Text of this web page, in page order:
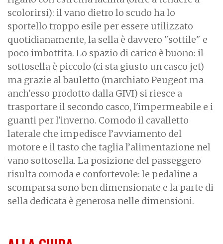
scolorirsi): il vano dietro lo scudo ha lo
sportello troppo esile per essere utilizzato
quotidianamente, la sella è davvero "sottile" e
poco imbottita. Lo spazio di carico è buono: il
sottosella è piccolo (ci sta giusto un casco jet)
ma grazie al bauletto (marchiato Peugeot ma
anch'esso prodotto dalla GIVI) si riesce a
trasportare il secondo casco, l'impermeabile e i
guanti per l'inverno. Comodo il cavalletto
laterale che impedisce l’avviamento del
motore e il tasto che taglia l’alimentazione nel
vano sottosella. La posizione del passeggero
risulta comoda e confortevole: le pedaline a
scomparsa sono ben dimensionate e la parte di
sella dedicata è generosa nelle dimensioni.